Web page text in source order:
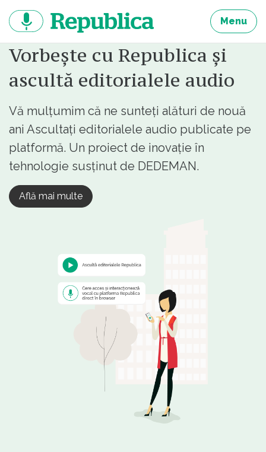
continut
Menu
Vorbește cu Republica și
ascultă editorialele audio
Vă mulțumim că ne sunteți alături de nouă
ani Ascultați editorialele audio publicate pe
platformă. Un proiect de inovație în
tehnologie susținut de DEDEMAN.
Află mai multe